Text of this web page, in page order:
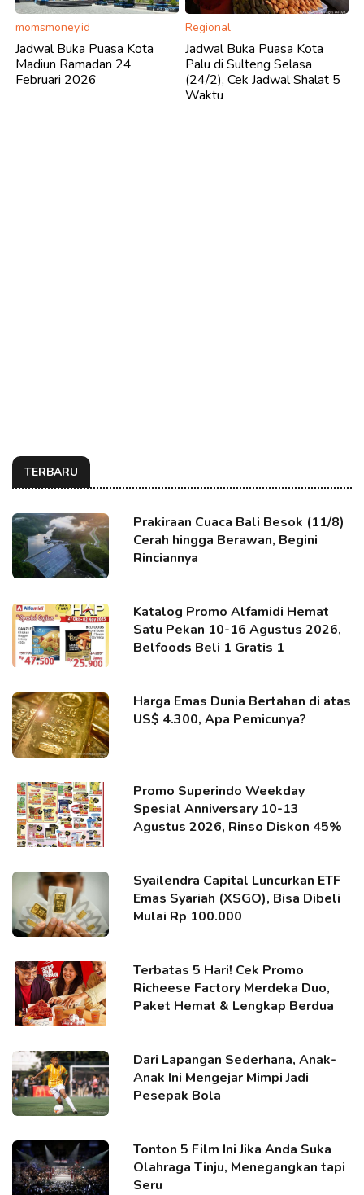
momsmoney.id
Jadwal Buka Puasa Kota
Madiun Ramadan 24
Februari 2026
Regional
Jadwal Buka Puasa Kota
Palu di Sulteng Selasa
(24/2), Cek Jadwal Shalat 5
Waktu
TERBARU
Prakiraan Cuaca Bali Besok (11/8)
Cerah hingga Berawan, Begini
Rinciannya
Katalog Promo Alfamidi Hemat
Satu Pekan 10-16 Agustus 2026,
Belfoods Beli 1 Gratis 1
Harga Emas Dunia Bertahan di atas
US$ 4.300, Apa Pemicunya?
Promo Superindo Weekday
Spesial Anniversary 10-13
Agustus 2026, Rinso Diskon 45%
Syailendra Capital Luncurkan ETF
Emas Syariah (XSGO), Bisa Dibeli
Mulai Rp 100.000
Terbatas 5 Hari! Cek Promo
Richeese Factory Merdeka Duo,
Paket Hemat & Lengkap Berdua
Dari Lapangan Sederhana, Anak-
Anak Ini Mengejar Mimpi Jadi
Pesepak Bola
Tonton 5 Film Ini Jika Anda Suka
Olahraga Tinju, Menegangkan tapi
Seru